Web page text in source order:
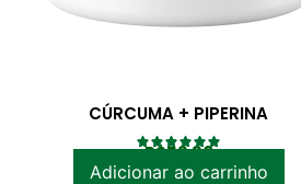
CÚRCUMA + PIPERINA
R$52.30
Adicionar ao carrinho